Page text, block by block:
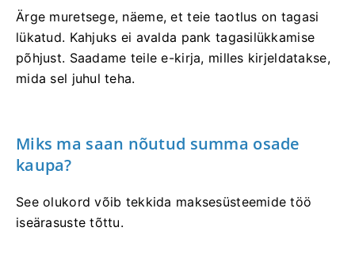
Ärge muretsege, näeme, et teie taotlus on tagasi
lükatud. Kahjuks ei avalda pank tagasilükkamise
põhjust. Saadame teile e-kirja, milles kirjeldatakse,
mida sel juhul teha.
Miks ma saan nõutud summa osade
kaupa?
See olukord võib tekkida maksesüsteemide töö
iseärasuste tõttu.